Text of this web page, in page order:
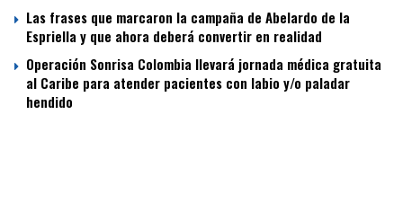
Las frases que marcaron la campaña de Abelardo de la
Espriella y que ahora deberá convertir en realidad
Operación Sonrisa Colombia llevará jornada médica gratuita
al Caribe para atender pacientes con labio y/o paladar
hendido